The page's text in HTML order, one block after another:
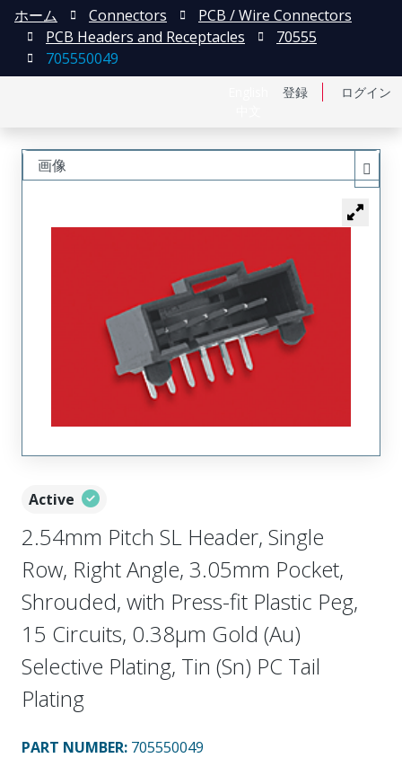
登録 ログイン
ホーム Connectors
PCB / Wire Connectors
PCB Headers and Receptacles
70555
705550049
Active
2.54mm Pitch SL Header, Single
Row, Right Angle, 3.05mm Pocket,
Shrouded, with Press-fit Plastic Peg,
15 Circuits, 0.38µm Gold (Au)
Selective Plating, Tin (Sn) PC Tail
Plating
PART NUMBER: 705550049
画像